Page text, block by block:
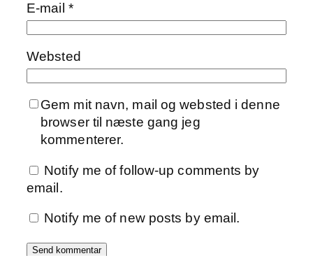
E-mail *
Websted
Gem mit navn, mail og websted i denne
browser til næste gang jeg
kommenterer.
Notify me of follow-up comments by
email.
Notify me of new posts by email.